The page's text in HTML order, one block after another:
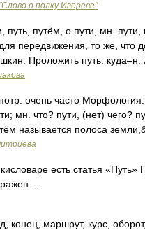
о полку Игореве"
путь, путём, о пути, мн.
передвижения, то же, что
Проложить путь. куда–н.
очень часто Морфология:
мн. что? пути, (нет) чего?
называется полоса
есть статья «Путь»
…
конец, маршрут, курс,